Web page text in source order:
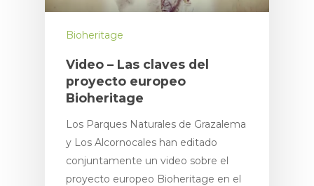
Bioheritage
Video – Las claves del
proyecto europeo
Bioheritage
Los Parques Naturales de Grazalema
y Los Alcornocales han editado
conjuntamente un video sobre el
proyecto europeo Bioheritage en el